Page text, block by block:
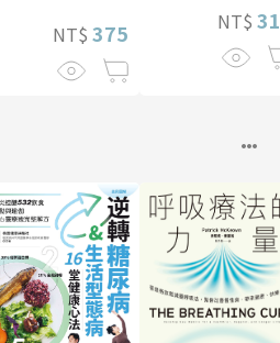
NT$ 375 NT$